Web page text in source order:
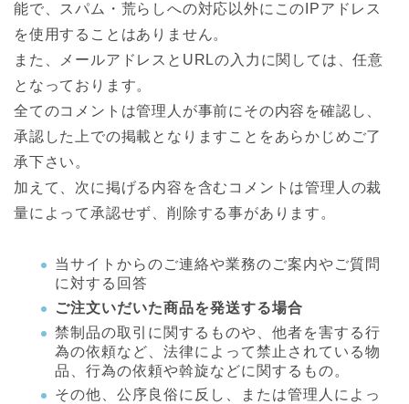
能で、スパム・荒らしへの対応以外にこのIPアドレス
を使用することはありません。
また、メールアドレスとURLの入力に関しては、任意
となっております。
全てのコメントは管理人が事前にその内容を確認し、
承認した上での掲載となりますことをあらかじめご了
承下さい。
加えて、次に掲げる内容を含むコメントは管理人の裁
量によって承認せず、削除する事があります。
当サイトからのご連絡や業務のご案内やご質問
に対する回答
ご注文いだいた商品を発送する場合
禁制品の取引に関するものや、他者を害する行
為の依頼など、法律によって禁止されている物
品、行為の依頼や斡旋などに関するもの。
その他、公序良俗に反し、または管理人によっ